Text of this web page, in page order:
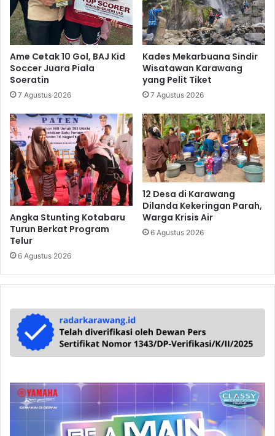
Ame Cetak 10 Gol, BAJ Kid
Soccer Juara Piala
Soeratin
7 Agustus 2026
Kades Mekarbuana Sindir
Wisatawan Karawang
yang Pelit Tiket
7 Agustus 2026
Angka Stunting Kotabaru
Turun Berkat Program
Telur
6 Agustus 2026
12 Desa di Karawang
Dilanda Kekeringan Parah,
Warga Krisis Air
6 Agustus 2026